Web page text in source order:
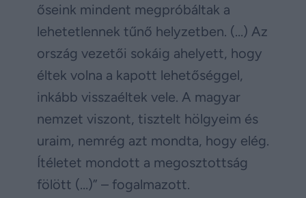
őseink mindent megpróbáltak a
lehetetlennek tűnő helyzetben. (…) Az
ország vezetői sokáig ahelyett, hogy
éltek volna a kapott lehetőséggel,
inkább visszaéltek vele. A magyar
nemzet viszont, tisztelt hölgyeim és
uraim, nemrég azt mondta, hogy elég.
Ítéletet mondott a megosztottság
fölött (…)” – fogalmazott.